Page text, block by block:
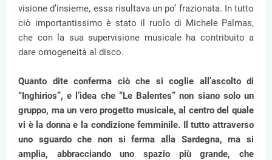
visione d’insieme, essa risultava un po’ frazionata. In tutto
ciò importantissimo è stato il ruolo di Michele Palmas,
che con la sua supervisione musicale ha contribuito a
dare omogeneità al disco.
Quanto dite conferma ciò che si coglie all’ascolto di
“Inghirios”, e l’idea che “Le Balentes” non siano solo un
gruppo, ma un vero progetto musicale, al centro del quale
vi è la donna e la condizione femminile. Il tutto attraverso
uno sguardo che non si ferma alla Sardegna, ma si
amplia, abbracciando uno spazio più grande, che